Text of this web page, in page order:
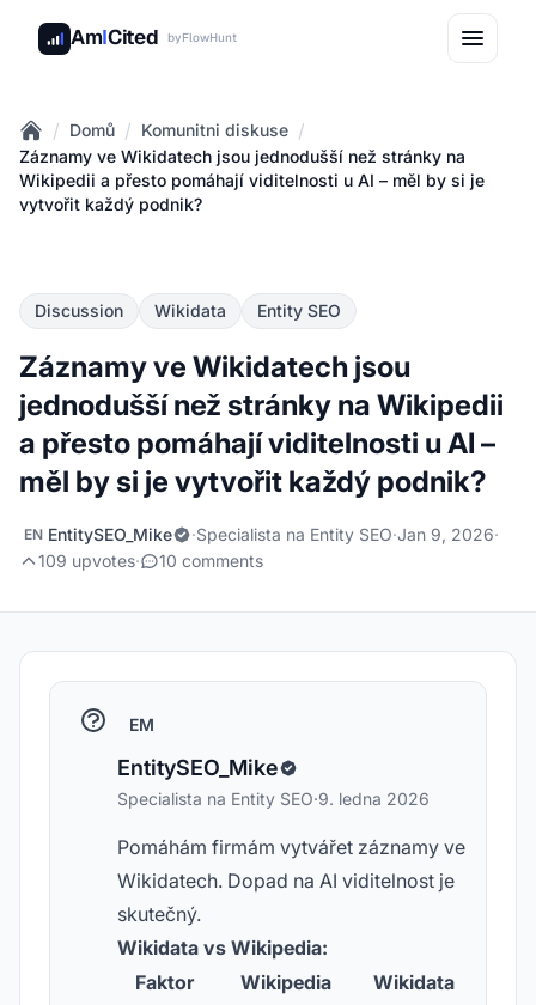
AmICited byFlowHunt
Home
/ Domů / Komunitni diskuse /
Záznamy ve Wikidatech jsou jednodušší než stránky na
Wikipedii a přesto pomáhají viditelnosti u AI – měl by si je
vytvořit každý podnik?
Discussion Wikidata Entity SEO
Záznamy ve Wikidatech jsou
jednodušší než stránky na Wikipedii
a přesto pomáhají viditelnosti u AI –
měl by si je vytvořit každý podnik?
EN EntitySEO_Mike ·Specialista na Entity SEO·Jan 9, 2026·
109 upvotes· 10 comments
EM
EntitySEO_Mike
Specialista na Entity SEO·9. ledna 2026
Pomáhám firmám vytvářet záznamy ve
Wikidatech. Dopad na AI viditelnost je
skutečný.
Wikidata vs Wikipedia:
Faktor
Wikipedia Wikidata